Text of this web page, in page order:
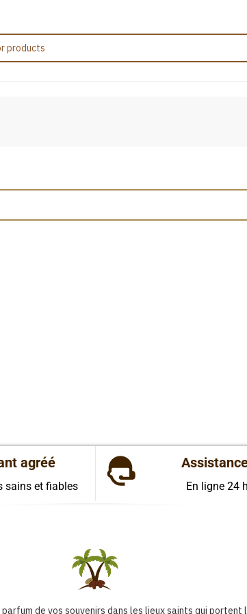
agréé
sains et fiables En ligne 24
de vos souvenirs dans les lieux saints qui